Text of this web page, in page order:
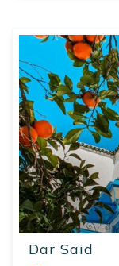
Dar Said